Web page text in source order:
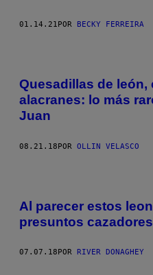
01.14.21 POR BECKY FERREIRA
Quesadillas de león,
alacranes: lo más
Juan
08.21.18POR OLLIN VELASCO
Al parecer estos
presuntos
07.07.18 POR RIVER DONAGHEY